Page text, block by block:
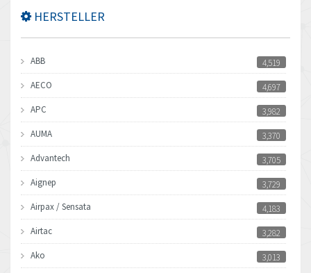
HERSTELLER
ABB
4,519
AECO
4,697
APC
3,982
AUMA
3,370
Advantech
3,705
Aignep
3,729
Airpax / Sensata
4,183
Airtac
3,282
Ako
3,013